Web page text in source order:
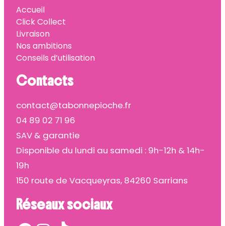
Accueil
Click Collect
Livraison
Nos ambitions
Conseils d’utilisation
Contacts
contact@tabonnepioche.fr
04 89 02 71 96
SAV & garantie
Disponible du lundi au samedi : 9h-12h & 14h-
19h
150 route de Vacqueyras, 84260 Sarrians
Réseaux sociaux